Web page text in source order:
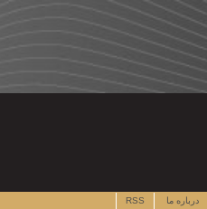
درباره ما RSS